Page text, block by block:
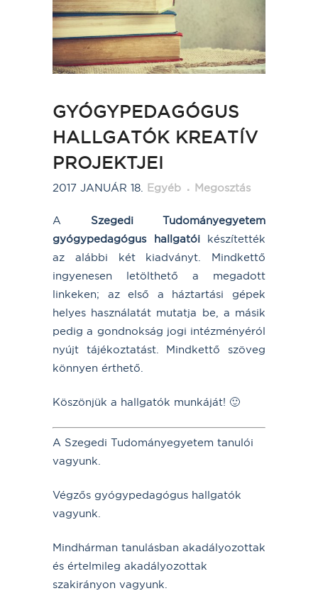
GYÓGYPEDAGÓGUS
HALLGATÓK KREATÍV
PROJEKTJEI
2017 JANUÁR 18. Egyéb Megosztás
A Szegedi Tudományegyetem
gyógypedagógus hallgatóikészítették
az alábbi két kiadványt. Mindkettő
ingyenesen letölthető a megadott
linkeken; az első a háztartási gépek
helyes használatát mutatja be, a másik
pedig a gondnokság jogi intézményéról
nyújt tájékoztatást. Mindkettő szöveg
könnyen érthető.
Köszönjük a hallgatók munkáját! 🙂
A Szegedi Tudományegyetem tanulói
vagyunk.
Végzős gyógypedagógus hallgatók
vagyunk.
Mindhárman tanulásban akadályozottak
és értelmileg akadályozottak
szakirányon vagyunk.